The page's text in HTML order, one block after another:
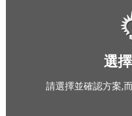
選
請選擇並確認方案,